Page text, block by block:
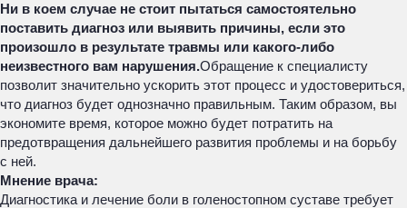
Ни в коем случае не стоит пытаться самостоятельно
поставить диагноз или выявить причины, если это
произошло в результате травмы или какого-либо
неизвестного вам нарушения.Обращение к специалисту
позволит значительно ускорить этот процесс и удостовериться,
что диагноз будет однозначно правильным. Таким образом, вы
экономите время, которое можно будет потратить на
предотвращения дальнейшего развития проблемы и на борьбу
с ней.
Мнение врача:
Диагностика и лечение боли в голеностопном суставе требует